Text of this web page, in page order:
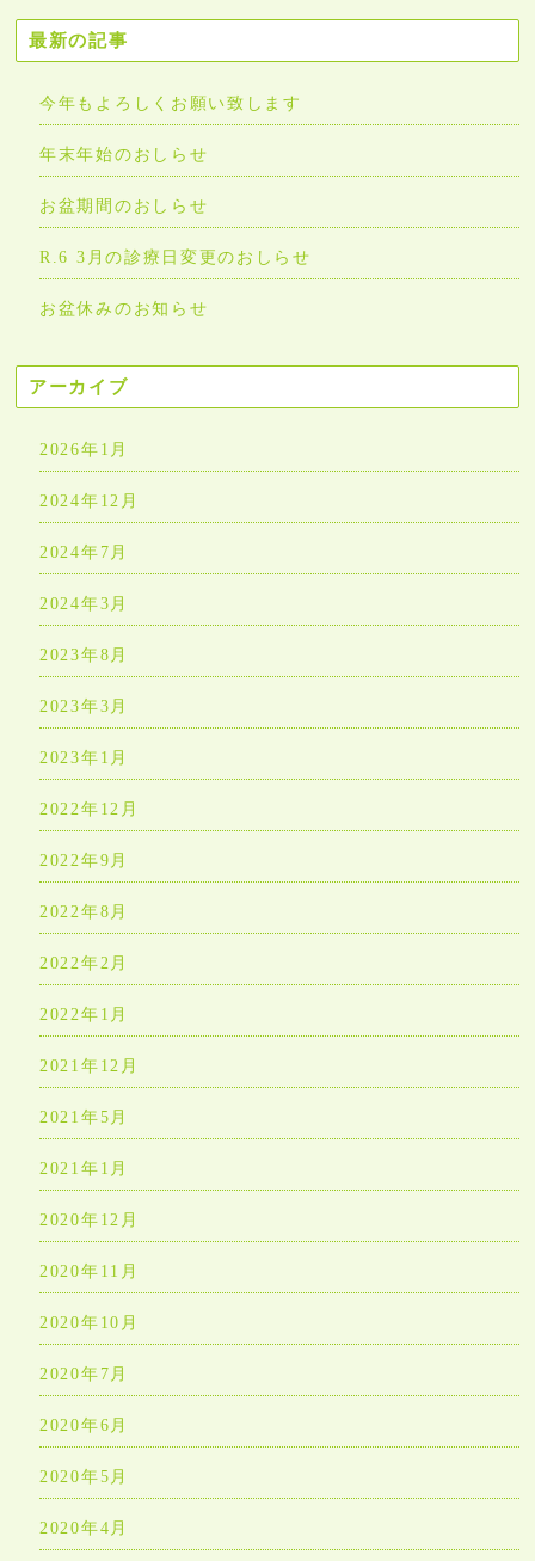
最新の記事
今年もよろしくお願い致します
年末年始のおしらせ
お盆期間のおしらせ
R.6 3月の診療日変更のおしらせ
お盆休みのお知らせ
アーカイブ
2026年1月
2024年12月
2024年7月
2024年3月
2023年8月
2023年3月
2023年1月
2022年12月
2022年9月
2022年8月
2022年2月
2022年1月
2021年12月
2021年5月
2021年1月
2020年12月
2020年11月
2020年10月
2020年7月
2020年6月
2020年5月
2020年4月